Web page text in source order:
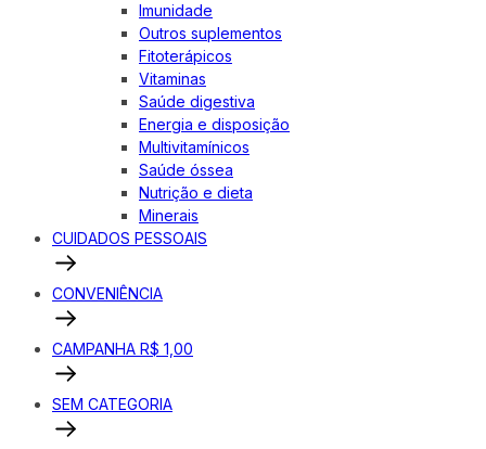
Imunidade
Outros suplementos
Fitoterápicos
Vitaminas
Saúde digestiva
Energia e disposição
Multivitamínicos
Saúde óssea
Nutrição e dieta
Minerais
CUIDADOS PESSOAIS
CONVENIÊNCIA
CAMPANHA R$ 1,00
SEM CATEGORIA